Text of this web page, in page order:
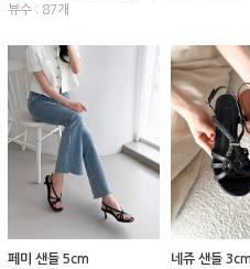
뷰수 : 87개
페미 샌들 5cm
네쥬 샌들 3cm